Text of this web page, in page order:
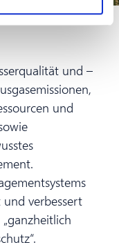
und –
und
verbessert